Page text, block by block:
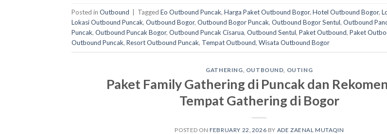
Posted in Outbound Tagged Eo Outbound Puncak, Harga Paket Outbound Bogor, Hotel Outbound Bogor,
Lokasi Outbound Puncak, Outbound Bogor, Outbound Bogor Puncak, Outbound Bogor Sentul, Outbound
Puncak, Outbound Puncak Bogor, Outbound Puncak Cisarua, Outbound Sentul, Paket Outbound, Paket
Outbound Puncak, Resort Outbound Puncak, Tempat Outbound, Wisata Outbound Bogor
GATHERING, OUTBOUND, OUTING
Paket Family Gathering di Puncak dan
Tempat Gathering di Bogor
POSTED ONFEBRUARY 22, 2026 BY ADE ZAENAL MUTAQIN